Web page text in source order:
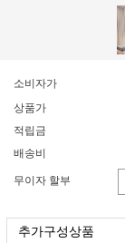
소비자가
상품가
적립금
배송비
무이자 할부
추가구성상품